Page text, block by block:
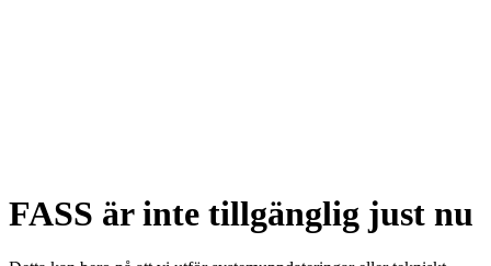
FASS är inte tillgänglig just nu